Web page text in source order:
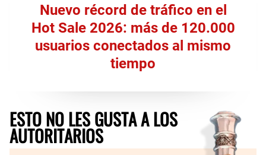
Nuevo récord de tráfico en el
Hot Sale 2026: más de 120.000
usuarios conectados al mismo
tiempo
ESTO NO LES GUSTA A LOS
AUTORITARIOS